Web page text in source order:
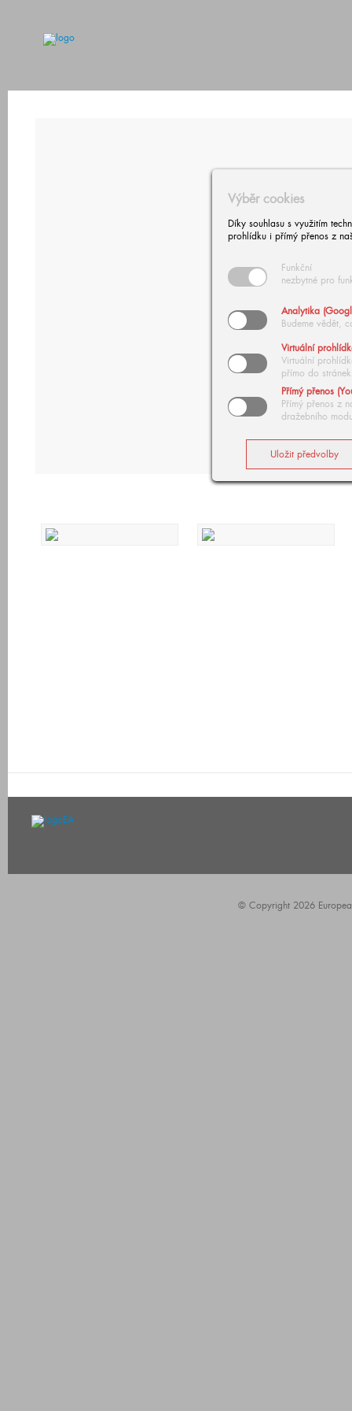
Výběr cookies
Díky souhlasu s využitím
prohlídku i přímý přenos z
Funkční
nezbytné pro
Analytika
Budeme vědět,
Virtuální
Virtuální
přímo do stránek
Přímý přenos
Přímý přenos z
dražebního
© Copyright 2026